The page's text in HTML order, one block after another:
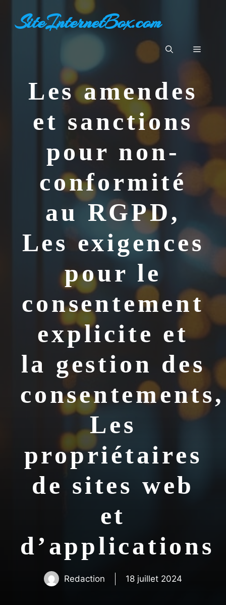
contenuSiteInternetBox.com
Menu
Les amendes
et sanctions
pour non-
conformité
au RGPD,
Les exigences
pour le
consentement
explicite et
la gestion des
consentements,
Les
propriétaires
de sites web
et
d’applications
Redaction 18 juillet 2024